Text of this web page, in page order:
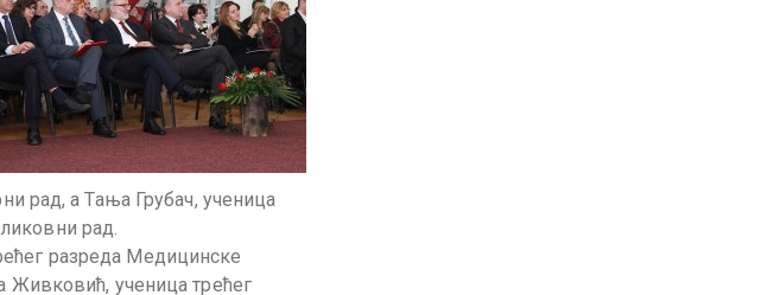
рад, а Тања Грубач, ученица
рад.
разреда Медицинске
Живковић, ученица трећег